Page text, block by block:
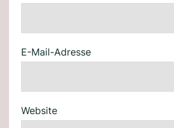
E-Mail-Adresse
Website